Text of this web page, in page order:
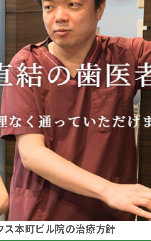
本町ビル院の治療方針